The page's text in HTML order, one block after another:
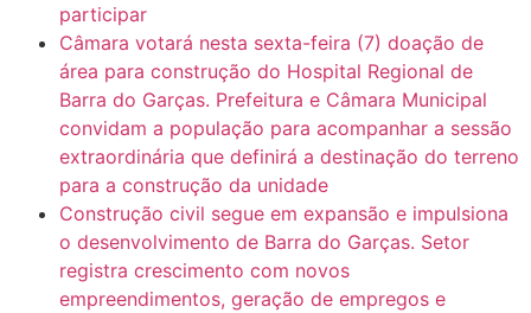
participar
Câmara votará nesta sexta-feira (7) doação de
área para construção do Hospital Regional de
Barra do Garças. Prefeitura e Câmara Municipal
convidam a população para acompanhar a sessão
extraordinária que definirá a destinação do terreno
para a construção da unidade
Construção civil segue em expansão e impulsiona
o desenvolvimento de Barra do Garças. Setor
registra crescimento com novos
empreendimentos, geração de empregos e